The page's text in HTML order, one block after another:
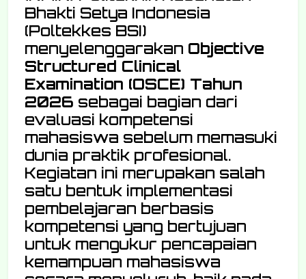
Bhakti Setya Indonesia
(Poltekkes BSI)
menyelenggarakan Objective
Structured Clinical
Examination (OSCE) Tahun
2026 sebagai bagian dari
evaluasi kompetensi
mahasiswa sebelum memasuki
dunia praktik profesional.
Kegiatan ini merupakan salah
satu bentuk implementasi
pembelajaran berbasis
kompetensi yang bertujuan
untuk mengukur pencapaian
kemampuan mahasiswa